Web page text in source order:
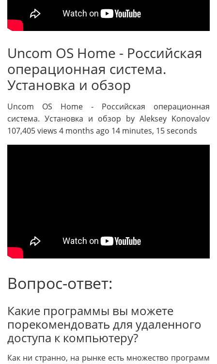
Uncom OS Home - Российская
операционная система.
Установка и обзор
Uncom OS Home - Российская операционная
система. Установка и обзор by Aleksey Konovalov
107,405 views 4 months ago 14 minutes, 15 seconds
Вопрос-ответ:
Какие программы вы можете
порекомендовать для удаленного
доступа к компьютеру?
Как ни странно, на рынке есть множество программ